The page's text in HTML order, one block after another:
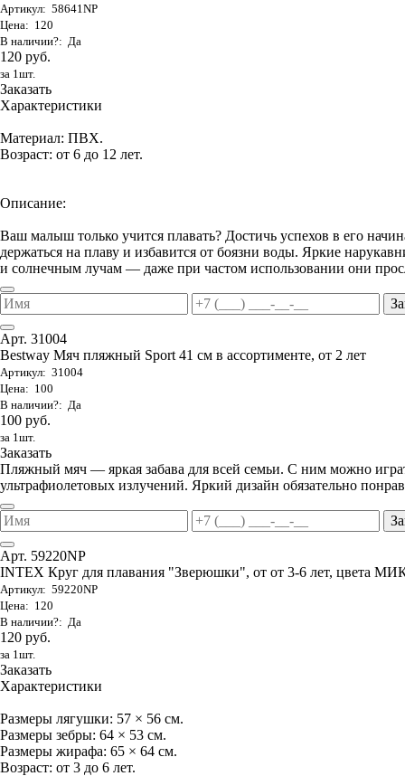
Артикул: 58641NP
Цена: 120
В наличии?: Да
120 руб.
за 1шт.
Заказать
Характеристики
Материал: ПВХ.
Возраст: от 6 до 12 лет.
Описание:
Ваш малыш только учится плавать? Достичь успехов в его
держаться на плаву и избавится от боязни воды. Яркие
и солнечным лучам — даже при частом использовании они
Арт. 31004
Bestway Мяч пляжный Sport 41 см в ассортименте, от 2 лет
Артикул: 31004
Цена: 100
В наличии?: Да
100 руб.
за 1шт.
Заказать
Пляжный мяч — яркая забава для всей семьи. С ним можно
ультрафиолетовых излучений. Яркий дизайн обязательно
Арт. 59220NP
INTEX Круг для плавания "Зверюшки", от от 3-6 лет, цвета
Артикул: 59220NP
Цена: 120
В наличии?: Да
120 руб.
за 1шт.
Заказать
Характеристики
Размеры лягушки: 57 × 56 см.
Размеры зебры: 64 × 53 см.
Размеры жирафа: 65 × 64 см.
Возраст: от 3 до 6 лет.